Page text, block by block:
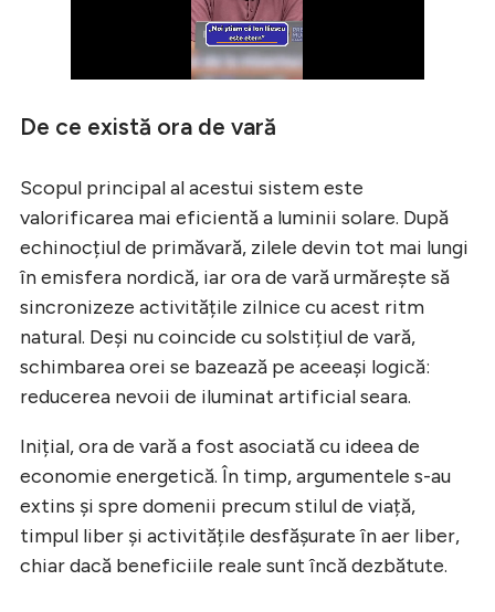
De ce există ora de vară
Scopul principal al acestui sistem este
valorificarea mai eficientă a luminii solare. După
echinocțiul de primăvară, zilele devin tot mai lungi
în emisfera nordică, iar ora de vară urmărește să
sincronizeze activitățile zilnice cu acest ritm
natural. Deși nu coincide cu solstițiul de vară,
schimbarea orei se bazează pe aceeași logică:
reducerea nevoii de iluminat artificial seara.
Inițial, ora de vară a fost asociată cu ideea de
economie energetică. În timp, argumentele s-au
extins și spre domenii precum stilul de viață,
timpul liber și activitățile desfășurate în aer liber,
chiar dacă beneficiile reale sunt încă dezbătute.